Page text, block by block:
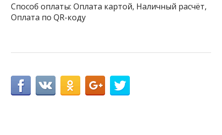
Способ оплаты: Оплата картой, Наличный расчёт,
Оплата по QR-коду